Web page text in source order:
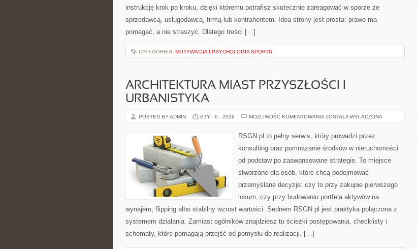
instrukcję krok po kroku, dzięki któremu potrafisz skutecznie zareagować w sporze ze
sprzedawcą, usługodawcą, firmą lub kontrahentem. Idea strony jest prosta: prawo ma
pomagać, a nie straszyć. Dlatego treści […]
CATEGORIES: MOTYWACJA I PSYCHOLOGIA SPORTU
ARCHITEKTURA MIAST PRZYSZŁOŚCI I
URBANISTYKA
POSTED BY ADMIN STY - 6 - 2026 MOŻLIWOŚĆ KOMENTOWANIA ARCHITEKTURA
URBANISTYKA
ZOSTAŁA WYŁĄCZONA
RSGN.pl to pełny serwis, który prowadzi przez
konsulting oraz pomnażanie środków w nieruchomości
od podstaw po zaawansowane strategie. To miejsce
stworzone dla osób, które chcą podejmować
przemyślane decyzje: czy to przy zakupie pierwszego
lokum, czy przy budowaniu portfela aktywów na
wynajem, flipping albo stabilny wzrost wartości. Sednem RSGN.pl jest praktyka połączona z
systemem działania. Zamiast ogólników znajdziesz tu ścieżki postępowania, checklisty i
schematy, które pomagają przejść od pomysłu do realizacji. […]